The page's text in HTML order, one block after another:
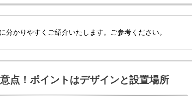
かりやすくご紹介いたします。ご参考ください。
点！ポイントはデザインと設置場所